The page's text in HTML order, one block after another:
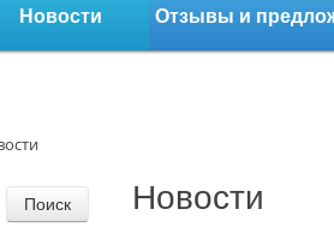
Новости Отзывы и
Новости